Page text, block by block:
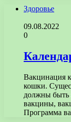
Здоровье
09.08.2022
0
Вакцинация
кошки.
должны быть
вакцины,
Программа